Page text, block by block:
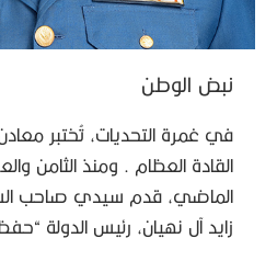
نبض الوطن
في غمرة التحديات، تُختبر
القادة العظام . ومنذ الثامن
الماضي، قدم سيدي صاحب
زايد آل نهيان، رئيس الدولة